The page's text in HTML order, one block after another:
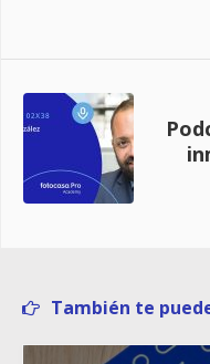
También te